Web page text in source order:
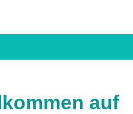
auf